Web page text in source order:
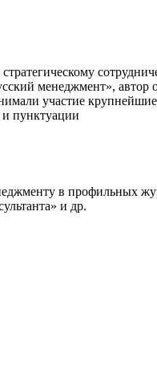
менеджмент», автор
участие
и пунктуации
в профильных
и др.